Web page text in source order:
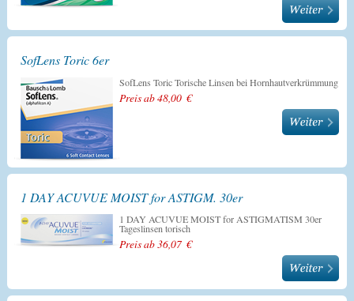
SofLens Toric 6er
SofLens Toric Torische Linsen bei Hornhautverkrümmung
Preis ab 48,00 €
1 DAY ACUVUE MOIST for ASTIGM. 30er
1 DAY ACUVUE MOIST for ASTIGMATISM 30er
Tageslinsen torisch
Preis ab 36,07 €